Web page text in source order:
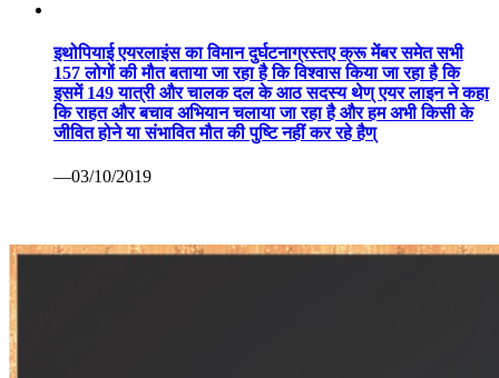
इथोपियाई एयरलाइंस का विमान दुर्घटनाग्रस्तए क्रू मेंबर समेत सभी
157 लोगों की मौत बताया जा रहा है कि विश्वास किया जा रहा है कि
इसमें 149 यात्री और चालक दल के आठ सदस्य थेण् एयर लाइन ने कहा
कि राहत और बचाव अभियान चलाया जा रहा है और हम अभी किसी के
जीवित होने या संभावित मौत की पुष्टि नहीं कर रहे हैण्
—03/10/2019